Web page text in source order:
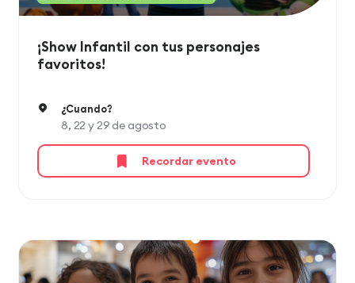
¡Show Infantil con tus personajes
favoritos!
¿Cuando?
8, 22 y 29 de agosto
Recordar evento